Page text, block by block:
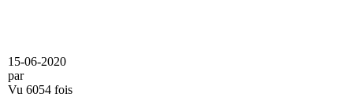
15-06-2020
par
Vu 6054 fois